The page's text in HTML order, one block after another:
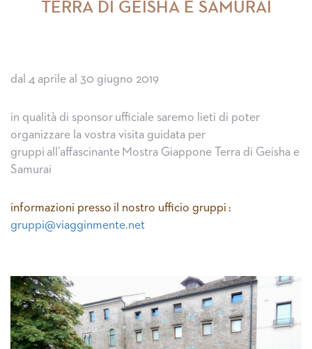
TERRA DI GEISHA E SAMURAI
dal 4 aprile al 30 giugno 2019
in qualità di sponsor ufficiale saremo lieti di poter
organizzare la vostra visita guidata per
gruppi all’affascinante Mostra Giappone Terra di Geisha e
Samurai
informazioni presso il nostro ufficio gruppi :
gruppi@viagginmente.net